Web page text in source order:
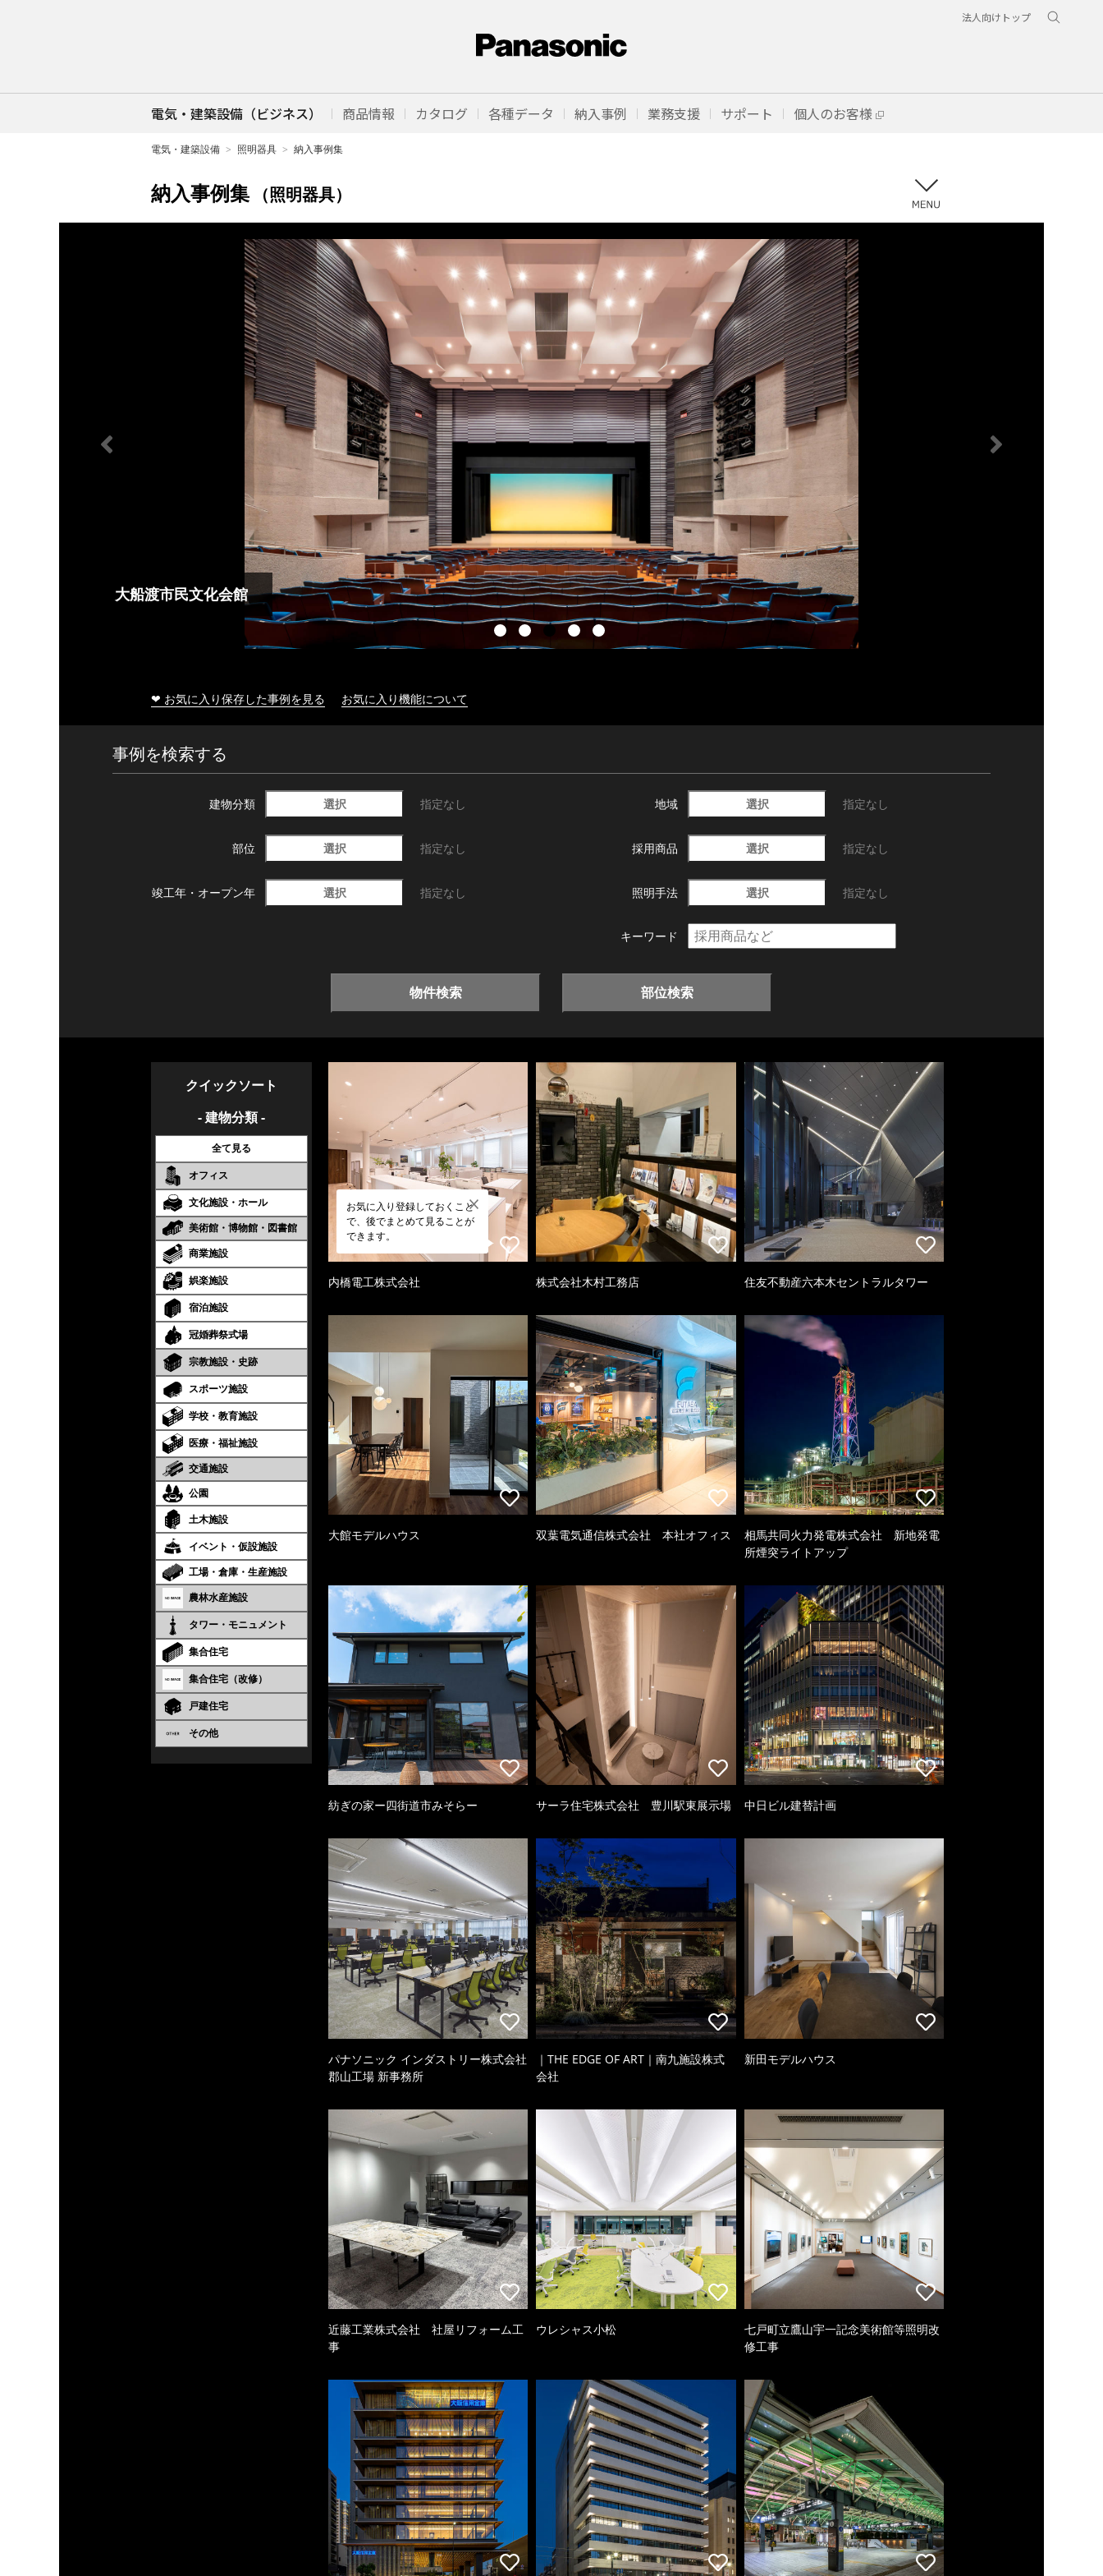
法人向けトップ
電気・建築設備（ビジネス） 商品情報 カタログ 各種データ 納入事例 業務支援 サポート 個人のお客様
電気・建築設備 照明器具 納入事例集
納入事例集 （照明器具）
大船渡市民文化会館
❤ お気に入り保存した事例を見る お気に入り機能について
事例を検索する
建物分類 選択 指定なし 地域 選択 指定なし
部位 選択 指定なし 採用商品 選択 指定なし
竣工年・ オープン年 選択 指定なし 照明手法 選択 指定なし
キーワード
物件検索 部位検索
クイックソート
- 建物分類 -
全て見る
オフィス
文化施設・ホール
美術館・博物館・図書館
商業施設
娯楽施設
宿泊施設
冠婚葬祭式場
宗教施設・史跡
スポーツ施設
学校・教育施設
医療・福祉施設
交通施設
公園
土木施設
イベント・仮設施設
工場・倉庫・生産施設
農林水産施設
タワー・モニュメント
集合住宅
集合住宅（改修）
戸建住宅
その他
お気に入り登録しておくこと
で、後でまとめて見ることが
できます。
内橋電工株式会社 株式会社木村工務店 住友不動産六本木セントラルタワー
大館モデルハウス 双葉電気通信株式会社 本社オフィス
相馬共同火力発電株式会社 新地発電
所煙突ライトアップ
紡ぎの家ー四街道市みそらー サーラ住宅株式会社 豊川駅東展示場 中日ビル建替計画
パナソニック インダストリー株式会社
郡山工場 新事務所
｜THE EDGE OF ART｜南九施設株式
会社
新田モデルハウス
近藤工業株式会社 社屋リフォーム工
事
ウレシャス小松
七戸町立鷹山宇一記念美術館等照明改
修工事